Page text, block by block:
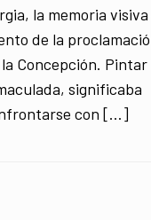
la memoria
de la
Concepción. Pintar
significaba
con […]